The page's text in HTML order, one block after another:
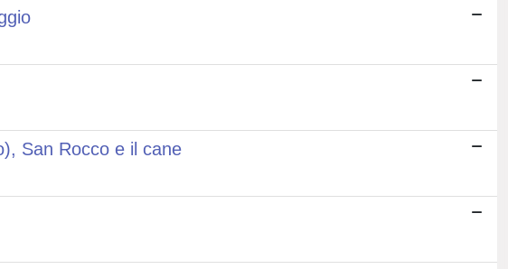
San Rocco e il cane